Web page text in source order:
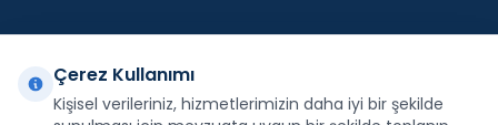
Yurtdışı Kargo
Çerez Kullanımı
Kişisel verileriniz, hizmetlerimizin daha iyi bir şekilde